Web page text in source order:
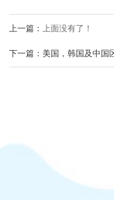
上一篇： 上面没有了！
下一篇：美国，韩国及中国